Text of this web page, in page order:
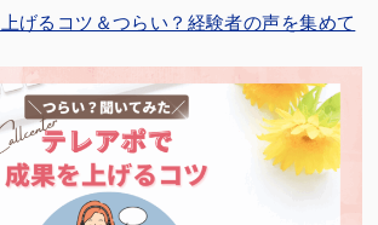
げるコツ＆つらい？経験者の声を集めて